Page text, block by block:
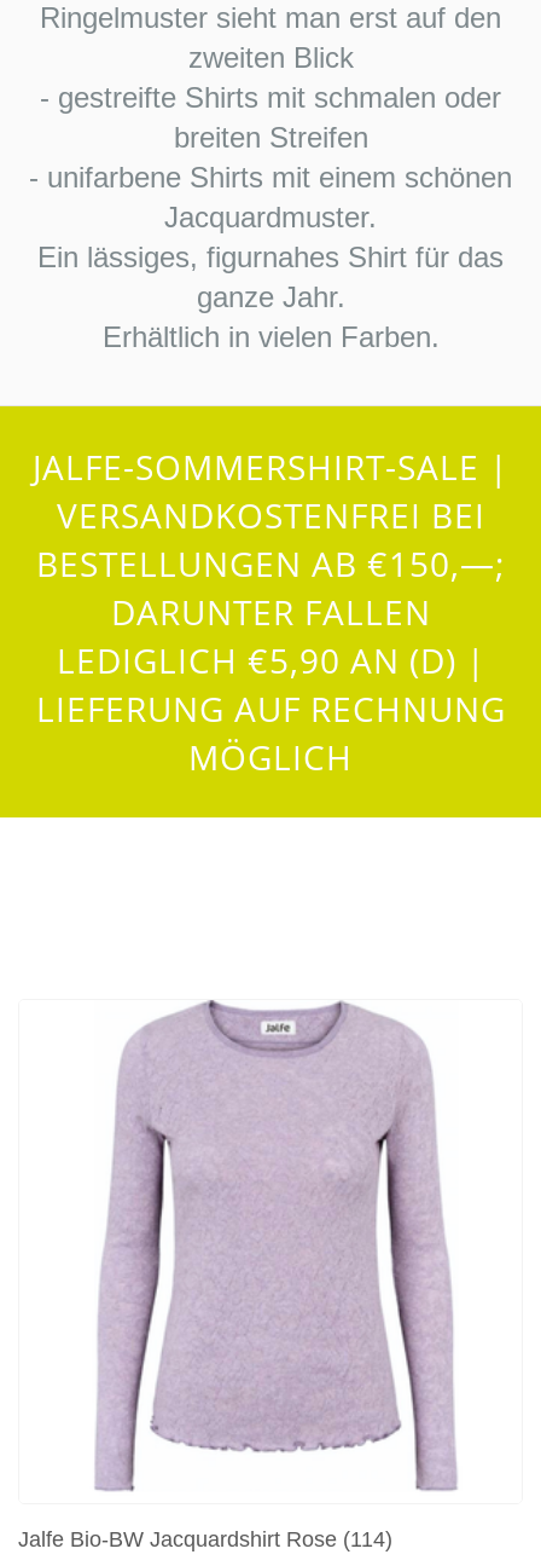
Ringelmuster sieht man erst auf den
zweiten Blick
- gestreifte Shirts mit schmalen oder
breiten Streifen
- unifarbene Shirts mit einem schönen
Jacquardmuster.
Ein lässiges, figurnahes Shirt für das
ganze Jahr.
Erhältlich in vielen Farben.
JALFE-SOMMERSHIRT-SALE |
VERSANDKOSTENFREI BEI
BESTELLUNGEN AB €150,—;
DARUNTER FALLEN
LEDIGLICH €5,90 AN (D) |
LIEFERUNG AUF RECHNUNG
MÖGLICH
Jalfe Bio-BW Jacquardshirt Rose (114)